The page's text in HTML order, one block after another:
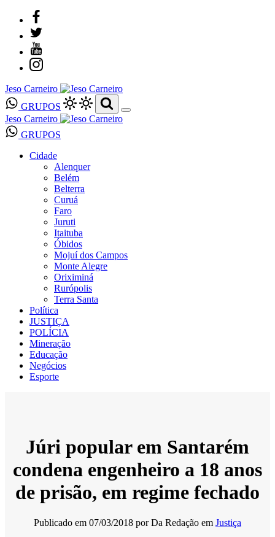
Jeso Carneiro
GRUPOS
Jeso Carneiro
GRUPOS
Cidade
Alenquer
Belém
Belterra
Curuá
Faro
Juruti
Itaituba
Óbidos
Mojuí dos Campos
Monte Alegre
Oriximiná
Rurópolis
Terra Santa
Política
JUSTIÇA
POLÍCIA
Mineração
Educação
Negócios
Esporte
Júri popular em Santarém
condena engenheiro a 18 anos
de prisão, em regime fechado
Publicado em 07/03/2018 porDa Redação em Justiça